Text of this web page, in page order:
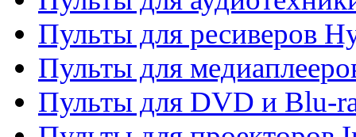
Пульты для ресиверов
Пульты для
Пульты для DVD и Blu-